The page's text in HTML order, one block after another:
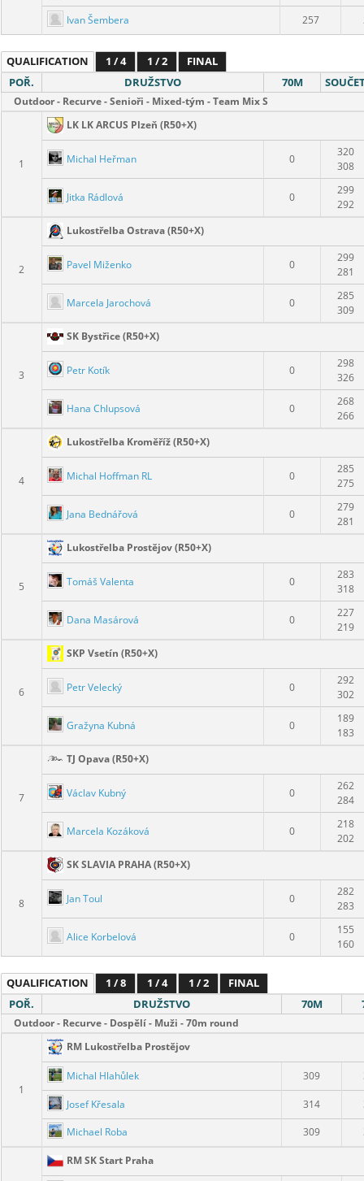
Ivan Šembera 257
QUALIFICATION 1 / 4 1 / 2
FINAL
POŘ.
DRUŽSTVO 70M
Outdoor - Recurve - Senioři - Mixed-tým - Team Mix S
1
LK LK ARCUS Plzeň (R50+X)
Michal Heřman 0
320
308
Jitka Rádlová 0
299
292
2
Lukostřelba Ostrava (R50+X)
Pavel Miženko 0
299
281
Marcela Jarochová 0
285
309
3
SK Bystřice (R50+X)
Petr Kotík 0
298
326
Hana Chlupsová 0
268
266
4
Lukostřelba Kroměříž (R50+X)
Michal Hoffman RL 0
285
275
Jana Bednářová 0
279
281
5
Lukostřelba Prostějov (R50+X)
Tomáš Valenta 0
283
318
Dana Masárová 0
227
219
6
SKP Vsetín (R50+X)
Petr Velecký 0
292
302
Gražyna Kubná 0
189
183
7
TJ Opava (R50+X)
Václav Kubný 0
262
284
Marcela Kozáková 0
218
202
8
SK SLAVIA PRAHA (R50+X)
Jan Toul 0
282
283
Alice Korbelová 0
155
160
QUALIFICATION 1 / 8 1 / 4 1 / 2
FINAL
POŘ.
DRUŽSTVO 70M
Outdoor - Recurve - Dospělí - Muži - 70m round
1
RM Lukostřelba Prostějov
Michal Hlahůlek 309
Josef Křesala 314
Michael Roba
309
RM SK Start Praha